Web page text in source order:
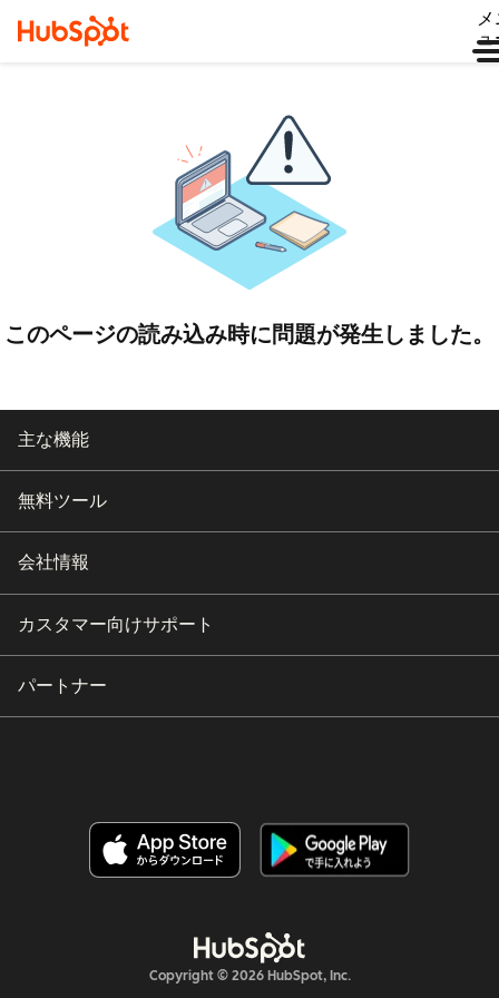
ュ
このページの読み込み時に問題が発生しました。
主な機能
無料ツール
会社情報
カスタマー向けサポート
パートナー
Copyright © 2026 HubSpot, Inc.